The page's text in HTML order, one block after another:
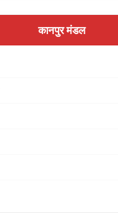
कानपुर मंडल